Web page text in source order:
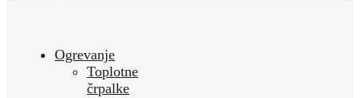
Ogrevanje
Toplotne
črpalke